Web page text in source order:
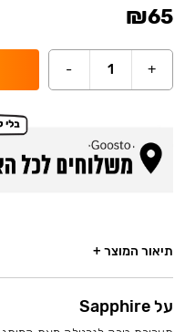
₪65
+
1
-
תיאור המוצר +
על Sapphire